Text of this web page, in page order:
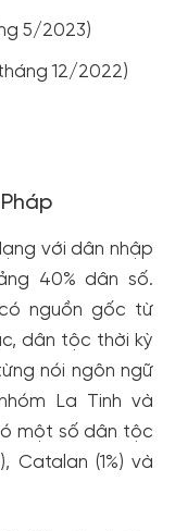
5/2023)
12/2022)
với dân nhập
40% dân số.
nguồn gốc từ
dân tộc thời kỳ
nói ngôn ngữ
La Tinh và
một số dân tộc
Catalan (1%) và